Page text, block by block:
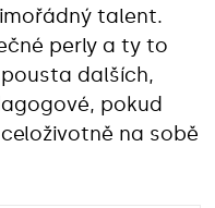
talent.
perly a ty to
dalších,
pokud
na sobě